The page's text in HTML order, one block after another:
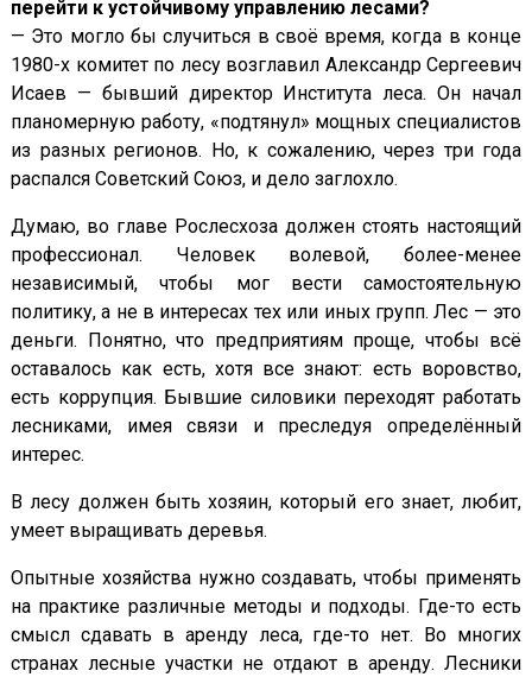
перейти к устойчивому управлению лесами?
— Это могло бы случиться в своё время, когда в конце
1980-х комитет по лесу возглавил Александр Сергеевич
Исаев — бывший директор Института леса. Он начал
планомерную работу, «подтянул» мощных специалистов
из разных регионов. Но, к сожалению, через три года
распался Советский Союз, и дело заглохло.
Думаю, во главе Рослесхоза должен стоять настоящий
профессионал. Человек волевой, более-менее
независимый, чтобы мог вести самостоятельную
политику, а не в интересах тех или иных групп. Лес — это
деньги. Понятно, что предприятиям проще, чтобы всё
оставалось как есть, хотя все знают: есть воровство,
есть коррупция. Бывшие силовики переходят работать
лесниками, имея связи и преследуя определённый
интерес.
В лесу должен быть хозяин, который его знает, любит,
умеет выращивать деревья.
Опытные хозяйства нужно создавать, чтобы применять
на практике различные методы и подходы. Где-то есть
смысл сдавать в аренду леса, где-то нет. Во многих
странах лесные участки не отдают в аренду. Лесники